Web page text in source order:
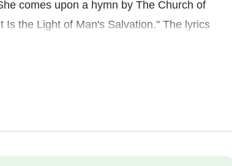
comes upon a hymn by The Church of
the Light of Man's Salvation." The lyrics
people just mean He condemns them?
open heart and she reads many of Almighty